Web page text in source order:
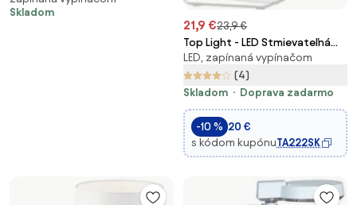
Skladom
21,9 €23,9 €
Top Light - LED Stmievateľná
stolná lampa LILY B
LED/5W/230V biela
LED, zapínaná vypínačom
(4)
Skladom
Doprava zadarmo
-10 % 20 €
s kódom kupónuTA222SK